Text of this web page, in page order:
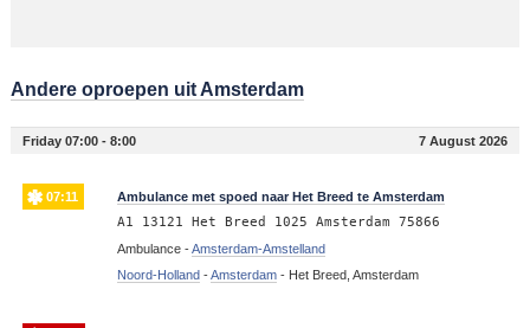
Andere oproepen uit Amsterdam
Friday 07:00 - 8:00 7 August 2026
07:11 Ambulance met spoed naar Het Breed te Amsterdam
A1 13121 Het Breed 1025 Amsterdam 75866
Ambulance -Amsterdam-Amstelland
Noord-Holland -Amsterdam- Het Breed, Amsterdam